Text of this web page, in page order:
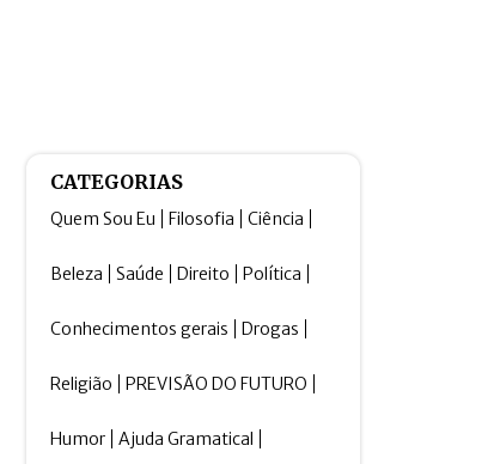
CATEGORIAS
Quem Sou Eu Filosofia Ciência
Beleza Saúde Direito Política
Conhecimentos gerais Drogas
Religião PREVISÃO DO FUTURO
Humor Ajuda Gramatical